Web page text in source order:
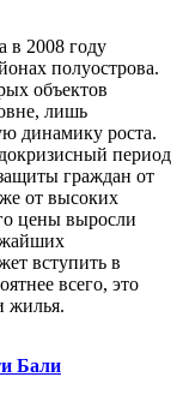
в 2008 году
полуострова.
объектов
лишь
динамику роста.
период
граждан от
от высоких
цены выросли
вступить в
всего, это
жилья.
Бали